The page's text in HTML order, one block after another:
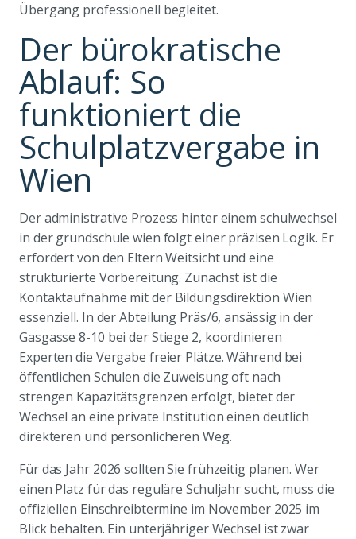
Übergang professionell begleitet.
Der bürokratische
Ablauf: So
funktioniert die
Schulplatzvergabe in
Wien
Der administrative Prozess hinter einem schulwechsel
in der grundschule wien folgt einer präzisen Logik. Er
erfordert von den Eltern Weitsicht und eine
strukturierte Vorbereitung. Zunächst ist die
Kontaktaufnahme mit der Bildungsdirektion Wien
essenziell. In der Abteilung Präs/6, ansässig in der
Gasgasse 8-10 bei der Stiege 2, koordinieren
Experten die Vergabe freier Plätze. Während bei
öffentlichen Schulen die Zuweisung oft nach
strengen Kapazitätsgrenzen erfolgt, bietet der
Wechsel an eine private Institution einen deutlich
direkteren und persönlicheren Weg.
Für das Jahr 2026 sollten Sie frühzeitig planen. Wer
einen Platz für das reguläre Schuljahr sucht, muss die
offiziellen Einschreibtermine im November 2025 im
Blick behalten. Ein unterjähriger Wechsel ist zwar